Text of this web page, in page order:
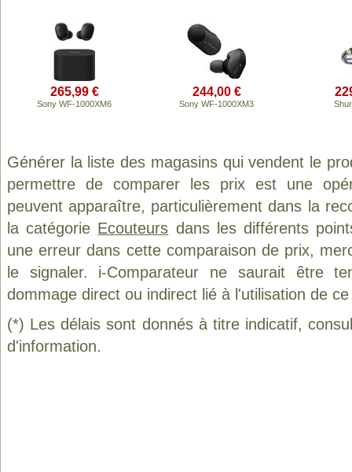
265,99 €
Sony WF-1000XM6
244,00 €
Sony WF-1000XM3
Générer la liste des magasins qui vendent le
permettre de comparer les prix est une
peuvent apparaître, particulièrement dans la
la catégorie Ecouteurs dans les différents
une erreur dans cette comparaison de prix,
le signaler. i-Comparateur ne saurait être
dommage direct ou indirect lié à l'utilisation de
(*) Les délais sont donnés à titre indicatif,
d'information.